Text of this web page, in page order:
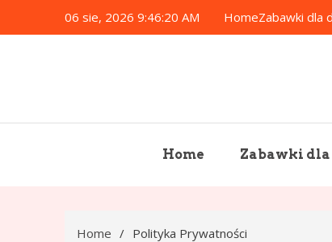
to
06 sie, 2026 9:46:21 AM HomeZabawki dla
Home Zabawki
Home Polityka Prywatności